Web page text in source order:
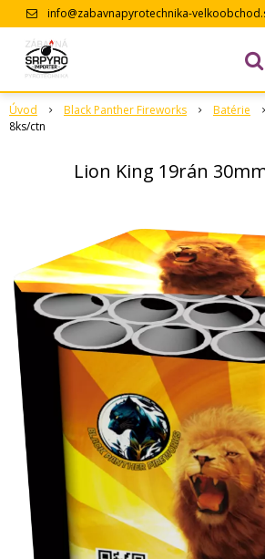
info@zabavnapyrotechnika-
Úvod Black Panther Fireworks Batérie
8ks/ctn
Lion King 19rán